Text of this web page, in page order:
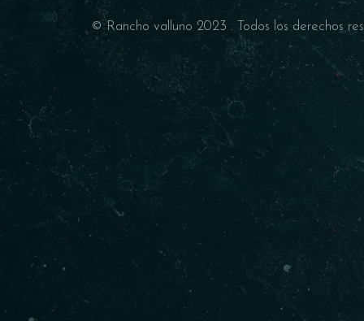
© Rancho valluno 2023 . Todos los derechos